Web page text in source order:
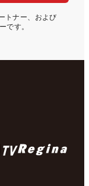
トナー、および
です。